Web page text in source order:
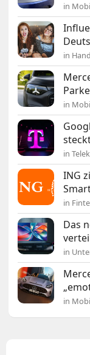
in
in
in
in
ING
in
Das
in
in